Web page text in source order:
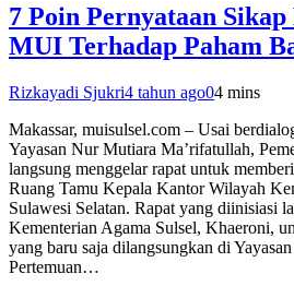
7 Poin Pernyataan
MUI Terhadap Paham
Rizkayadi Sjukri4 tahun ago04 mins
Makassar, muisulsel.com – Usai
Yayasan Nur Mutiara Ma’rifatullah,
langsung menggelar rapat untuk
Ruang Tamu Kepala Kantor Wilayah
Sulawesi Selatan. Rapat yang diinisiasi
Kementerian Agama Sulsel, Khaeroni,
yang baru saja dilangsungkan di
Pertemuan…